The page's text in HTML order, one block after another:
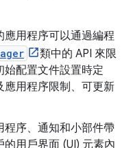
應用程序可以通過編程
類中的 API 來限
配置文件設置時定
應用程序限制、可更新
程序、通知和小部件帶
用戶界面 (UI) 元素內